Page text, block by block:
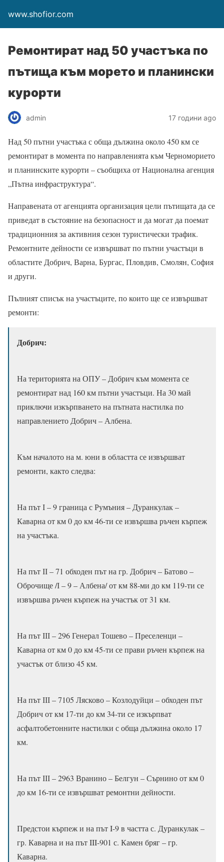
www.shofior.com
Ремонтират над 50 участъка по
пътища към морето и планински
курорти
admin 17 години ago
Над 50 пътни участъка с обща дължина около 450 км се
ремонтират в момента по направленията към Черноморието
и планинските курорти – съобщиха от Национална агенция
„Пътна инфраструктура“.
Направената от агенцията организация цели пътищата да се
приведат в състояние на безопасност и да могат да поемат
традиционния за активния сезон туристически трафик.
Ремонтните дейности се извършват по пътни участъци в
областите Добрич, Варна, Бургас, Пловдив, Смолян, София
и други.
Пълният списък на участъците, по които ще се извършват
ремонти:
Добрич:
На територията на ОПУ – Добрич към момента се
ремонтират над 160 км пътни участъци. На 30 май
приключи изкърпването на пътната настилка по
направлението Добрич – Албена.
Към началото на м. юни в областта се извършват
ремонти, както следва:
На път І – 9 граница с Румъния – Дуранкулак –
Каварна от км 0 до км 46-ти се извършва ръчен кърпеж
на участъка.
На път ІІ – 71 обходен път на гр. Добрич – Батово –
Оброчище /І – 9 – Албена/ от км 88-ми до км 119-ти се
извършва ръчен кърпеж на участък от 31 км.
На път ІІІ – 296 Генерал Тошево – Преселенци –
Каварна от км 0 до км 45-ти се прави ръчен кърпеж на
участък от близо 45 км.
На път ІІІ – 7105 Лясково – Козлодуйци – обходен път
Добрич от км 17-ти до км 34-ти се изкърпват
асфалтобетонните настилки с обща дължина около 17
км.
На път ІІІ – 2963 Вранино – Белгун – Сърнино от км 0
до км 16-ти се извършват ремонтни дейности.
Предстои кърпеж и на път I-9 в частта с. Дуранкулак –
гр. Каварна и на път III-901 с. Камен бряг – гр.
Каварна.